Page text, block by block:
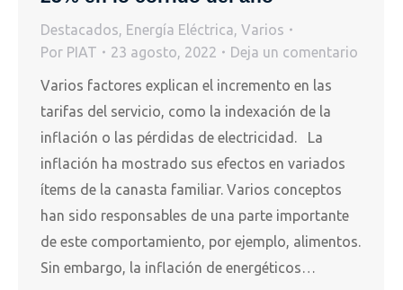
Destacados Energía Eléctrica Varios
Por PIAT 23 agosto, 2022 Deja un comentario
Varios factores explican el incremento en las
tarifas del servicio, como la indexación de la
inflación o las pérdidas de electricidad. La
inflación ha mostrado sus efectos en variados
ítems de la canasta familiar. Varios conceptos
han sido responsables de una parte importante
de este comportamiento, por ejemplo, alimentos.
Sin embargo, la inflación de energéticos…